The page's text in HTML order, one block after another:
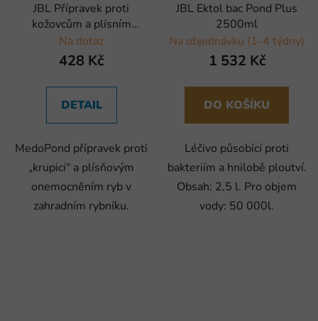
JBL Přípravek proti
kožovcům a plísním
MedoPond Plus, 500ml
Na dotaz
428 Kč
DETAIL
MedoPond přípravek proti
„krupici“ a plísňovým
onemocněním ryb v
zahradním rybníku.
JBL Ektol bac Pond Plus
2500ml
Na objednávku (1-4 týdny)
1 532 Kč
DO KOŠÍKU
Léčivo působící proti
bakteriím a hnilobě ploutví.
Obsah: 2,5 l. Pro objem
vody: 50 000l.